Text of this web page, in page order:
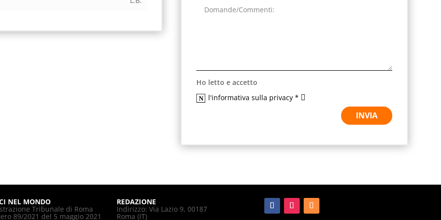
Ho letto e accetto
l'informativa sulla privacy *
INVIA
NEL MONDO
Tribunale di Roma
89/2021 del 5 maggio 2021
REDAZIONE
Indirizzo: Via Lazio 9, 00187
Roma (IT)